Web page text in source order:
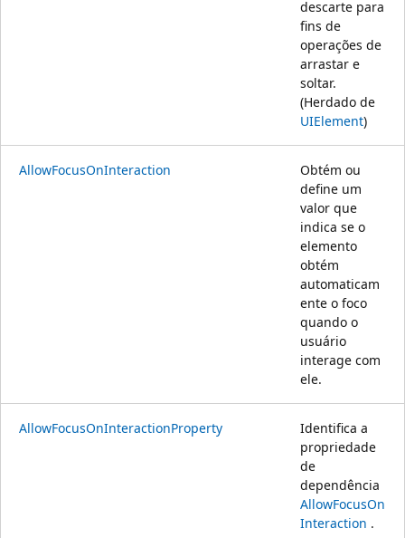
descarte para
fins de
operações de
arrastar e
soltar.
(Herdado de
UIElement)
AllowFocusOnInteraction
Obtém ou
define um
valor que
indica se o
elemento
obtém
automaticam
ente o foco
quando o
usuário
interage com
ele.
AllowFocusOnInteractionProperty
Identifica a
propriedade
de
dependência
AllowFocusOn
Interaction .